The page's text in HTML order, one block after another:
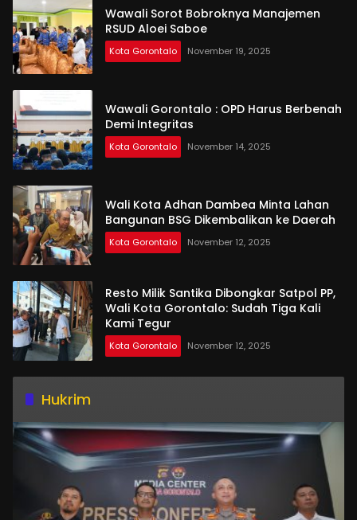
Wawali Sorot Bobroknya Manajemen
RSUD Aloei Saboe
Kota Gorontalo November 19, 2025
Wawali Gorontalo : OPD Harus Berbenah
Demi Integritas
Kota Gorontalo November 14, 2025
Wali Kota Adhan Dambea Minta Lahan
Bangunan BSG Dikembalikan ke Daerah
Kota Gorontalo November 12, 2025
Resto Milik Santika Dibongkar Satpol PP,
Wali Kota Gorontalo: Sudah Tiga Kali
Kami Tegur
Kota Gorontalo November 12, 2025
Hukrim